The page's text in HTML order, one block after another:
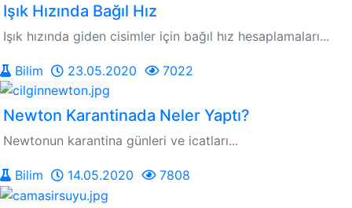
Işık Hızında Bağıl Hız
Işık hızında giden cisimler için bağıl hız hesaplamaları...
Bilim 23.05.2020 7022
Newton Karantinada Neler Yaptı?
Newtonun karantina günleri ve icatları...
Bilim 14.05.2020 7808